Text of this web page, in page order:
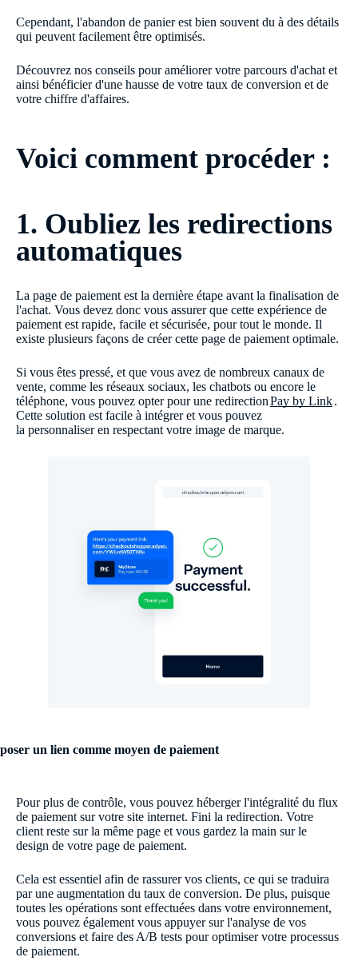
Cependant, l'abandon de panier est bien souvent du à des détails
qui peuvent facilement être optimisés.
Découvrez nos conseils pour améliorer votre parcours d'achat et
ainsi bénéficier d'une hausse de votre taux de conversion et de
votre chiffre d'affaires.
Voici comment procéder :
1. Oubliez les redirections
automatiques
La page de paiement est la dernière étape avant la finalisation de
l'achat. Vous devez donc vous assurer que cette expérience de
paiement est rapide, facile et sécurisée, pour tout le monde. Il
existe plusieurs façons de créer cette page de paiement optimale.
Si vous êtes pressé, et que vous avez de nombreux canaux de
vente, comme les réseaux sociaux, les chatbots ou encore le
téléphone, vous pouvez opter pour une redirectionPay by Link.
Cette solution est facile à intégrer et vous pouvez
la personnaliser en respectant votre image de marque.
un lien comme moyen de paiement
Pour plus de contrôle, vous pouvez héberger l'intégralité du flux
de paiement sur votre site internet. Fini la redirection. Votre
client reste sur la même page et vous gardez la main sur le
design de votre page de paiement.
Cela est essentiel afin de rassurer vos clients, ce qui se traduira
par une augmentation du taux de conversion. De plus, puisque
toutes les opérations sont effectuées dans votre environnement,
vous pouvez également vous appuyer sur l'analyse de vos
conversions et faire des A/B tests pour optimiser votre processus
de paiement.